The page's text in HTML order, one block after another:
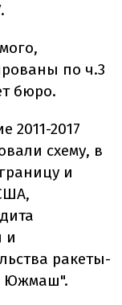
по ч.3
бюро.
2011-2017
схему, в
и
и
ракеты-
Южмаш".